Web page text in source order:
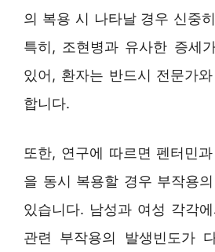
의 복용 시 나타날 경우 신중
특히, 조현병과 유사한 증세
있어, 환자는 반드시 전문가
합니다.
또한, 연구에 따르면 펜터민
을 동시 복용할 경우 부작용
있습니다. 남성과 여성 각각
관련 부작용의 발생빈도가